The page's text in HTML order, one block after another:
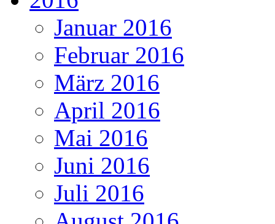
Januar 2016
Februar 2016
März 2016
April 2016
Mai 2016
Juni 2016
Juli 2016